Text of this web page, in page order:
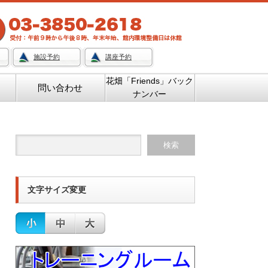
施設予約 講座予約
問い合わせ
花畑「Friends」バック
ナンバー
文字サイズ変更